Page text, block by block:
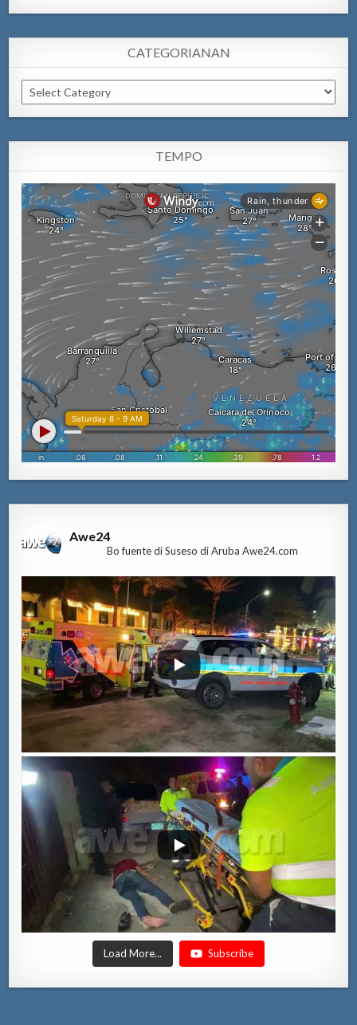
CATEGORIANAN
Categorianan
TEMPO
Awe24
Bo fuente di Suseso di Aruba Awe24.com
Load More... Subscribe